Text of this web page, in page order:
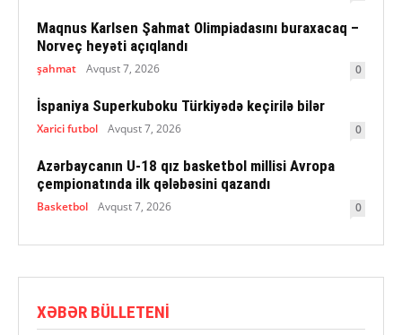
Maqnus Karlsen Şahmat Olimpiadasını buraxacaq –
Norveç heyəti açıqlandı
şahmat Avqust 7, 2026 0
İspaniya Superkuboku Türkiyədə keçirilə bilər
Xarici futbol Avqust 7, 2026 0
Azərbaycanın U-18 qız basketbol millisi Avropa
çempionatında ilk qələbəsini qazandı
Basketbol Avqust 7, 2026 0
XƏBƏR BÜLLETENI